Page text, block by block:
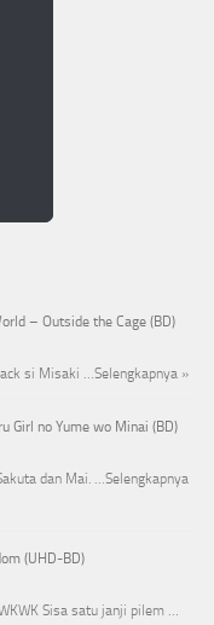
– Outside the Cage (BD)
si Misaki …Selengkapnya »
Girl no Yume wo Minai (BD)
dan Mai. …Selengkapnya
(UHD-BD)
Sisa satu janji pilem …